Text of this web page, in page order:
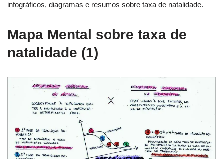
infográficos, diagramas e resumos sobre taxa de natalidade.
Mapa Mental sobre taxa de
natalidade (1)